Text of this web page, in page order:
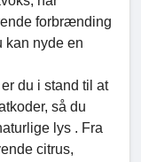
forbrænding
kan nyde en
du i stand til at
så du
lys . Fra
citrus,